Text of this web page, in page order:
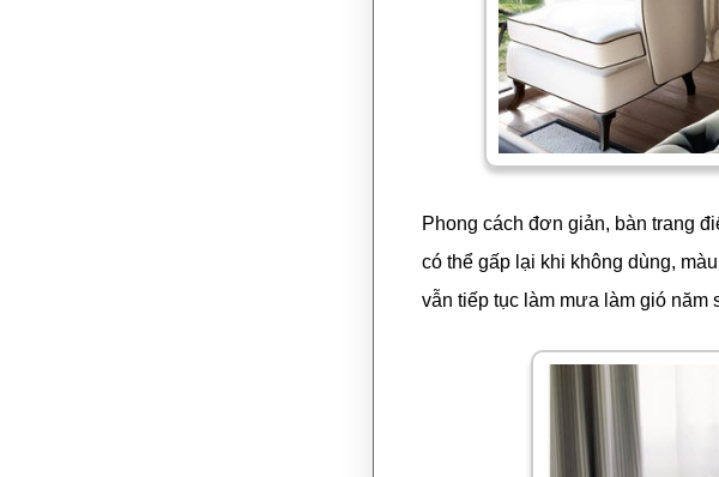
Phong cách đơn giản, bàn trang
có thể gấp lại khi không dùng,
vẫn tiếp tục làm mưa làm gió năm